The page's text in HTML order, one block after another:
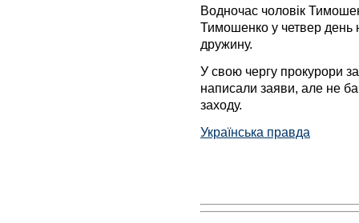
Водночас чоловік
Тимошенко у четвер день
дружину.
У свою чергу прокурори
написали заяви, але не
заходу.
Українська правда